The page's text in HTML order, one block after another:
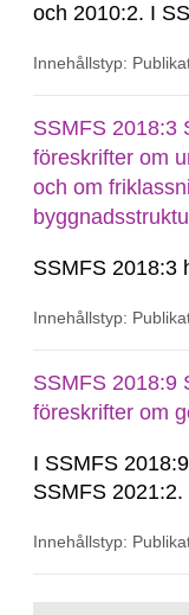
och 2010:2. I
SSMFS
Innehållstyp:
SSMFS 2018:3
föreskrifter om
och om
SSMFS 2018:3
Innehållstyp:
SSMFS 2018:9
föreskrifter om
I SSMFS
SSMFS 2021:2.
Innehållstyp: